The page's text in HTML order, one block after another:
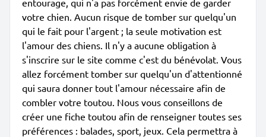
entourage, qui n'a pas forcément envie de garder
votre chien. Aucun risque de tomber sur quelqu'un
qui le fait pour l'argent ; la seule motivation est
l'amour des chiens. Il n'y a aucune obligation à
s'inscrire sur le site comme c'est du bénévolat. Vous
allez forcément tomber sur quelqu'un d'attentionné
qui saura donner tout l'amour nécessaire afin de
combler votre toutou. Nous vous conseillons de
créer une fiche toutou afin de renseigner toutes ses
préférences : balades, sport, jeux. Cela permettra à